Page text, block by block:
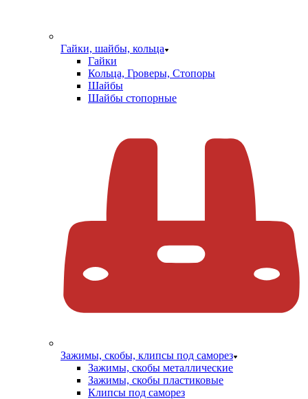
Гайки, шайбы, кольца
Гайки
Кольца, Гроверы, Стопоры
Шайбы
Шайбы стопорные
Зажимы, скобы, клипсы под саморез
Зажимы, скобы металлические
Зажимы, скобы пластиковые
Клипсы под саморез